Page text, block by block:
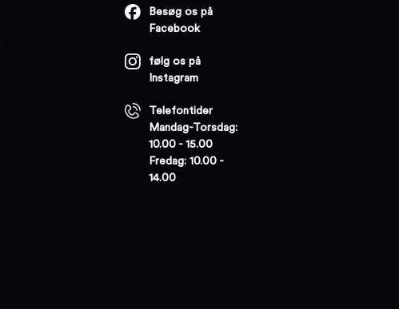
Besøg os på
Facebook
følg os på
Instagram
Telefontider
Mandag-Torsdag:
10.00 - 15.00
Fredag: 10.00 -
14.00